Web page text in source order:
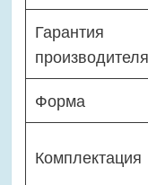
Гарантия
производителя
Форма
Комплектация